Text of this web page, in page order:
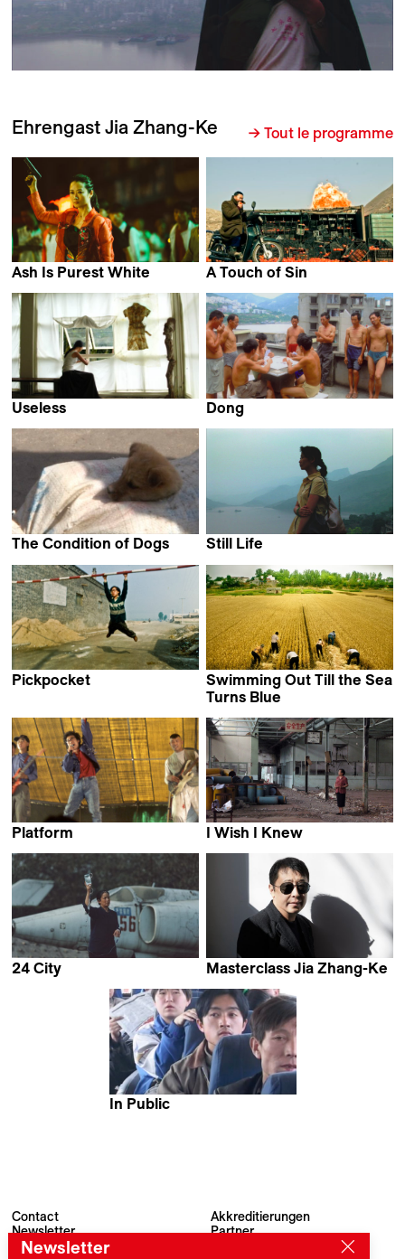
Ehrengast Jia Zhang-Ke → Tout le programme
Ash Is Purest White
A Touch of Sin
Useless
Dong
The Condition of Dogs
Still Life
Pickpocket
Swimming Out Till the Sea
Turns Blue
Platform
I Wish I Knew
24 City
Masterclass Jia Zhang-Ke
In Public
Contact
Newsletter
Archiv
Akkreditierungen
Partner
Newsletter